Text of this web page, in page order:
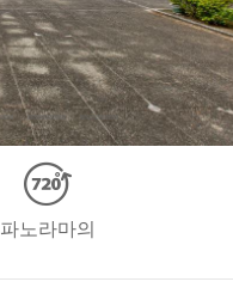
파노라마의